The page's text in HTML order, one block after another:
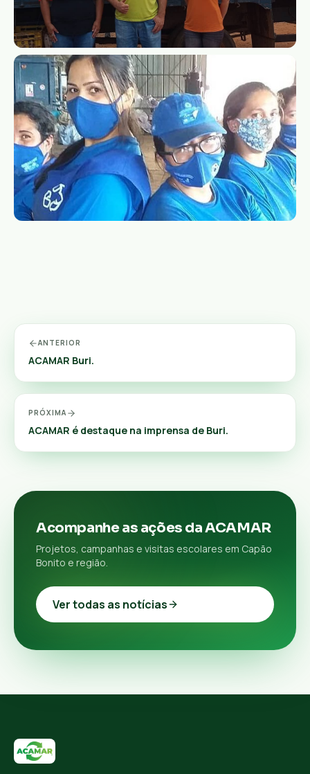
ANTERIOR
ACAMAR Buri.
PRÓXIMA
ACAMAR é destaque na imprensa de Buri.
Acompanhe as ações da ACAMAR
Projetos, campanhas e visitas escolares em Capão
Bonito e região.
Ver todas as notícias